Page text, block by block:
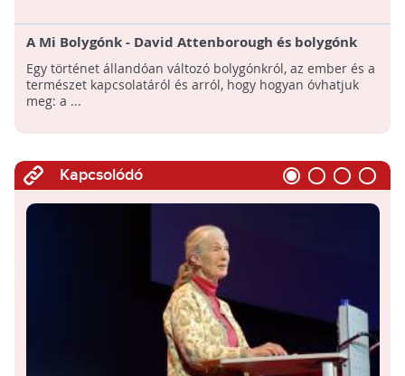
A Mi Bolygónk - David Attenborough és bolygónk
csodái a Netflixen
Egy történet állandóan változó bolygónkról, az ember és a
természet kapcsolatáról és arról, hogy hogyan óvhatjuk
meg: a ...
Kapcsolódó